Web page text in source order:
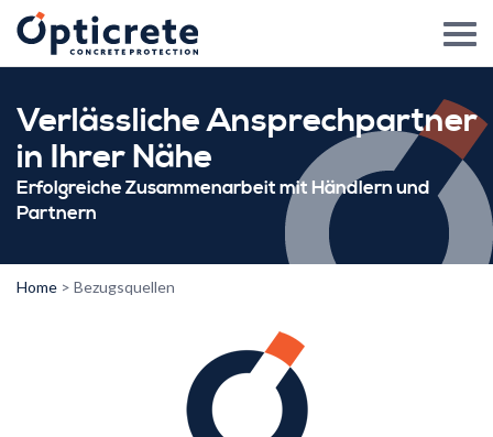
Verlässliche Ansprechpartner
in Ihrer Nähe
Erfolgreiche Zusammenarbeit mit Händlern und
Partnern
Home > Bezugsquellen